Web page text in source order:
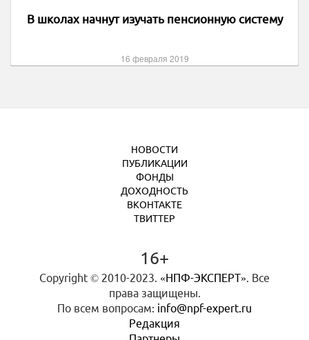
В школах начнут изучать пенсионную систему
16 февраля 2019
НОВОСТИ
ПУБЛИКАЦИИ
ФОНДЫ
ДОХОДНОСТЬ
ВКОНТАКТЕ
ТВИТТЕР
16+
Copyright © 2010-2023. «НПФ-ЭКСПЕРТ». Все
права защищены.
По всем вопросам: info@npf-expert.ru
Редакция